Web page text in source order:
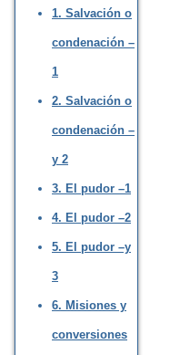
1. Salvación o
condenación –
1
2. Salvación o
condenación –
y 2
3. El pudor –1
4. El pudor –2
5. El pudor –y
3
6. Misiones y
conversiones